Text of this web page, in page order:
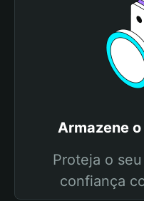
Armazene o
Proteja o seu
confiança